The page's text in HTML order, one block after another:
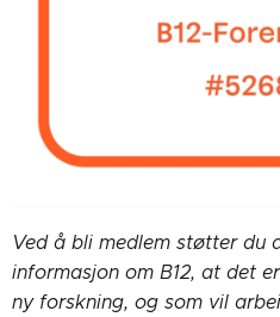
Ved å bli medlem støtter du
informasjon om B12, at det
ny forskning, og som vil